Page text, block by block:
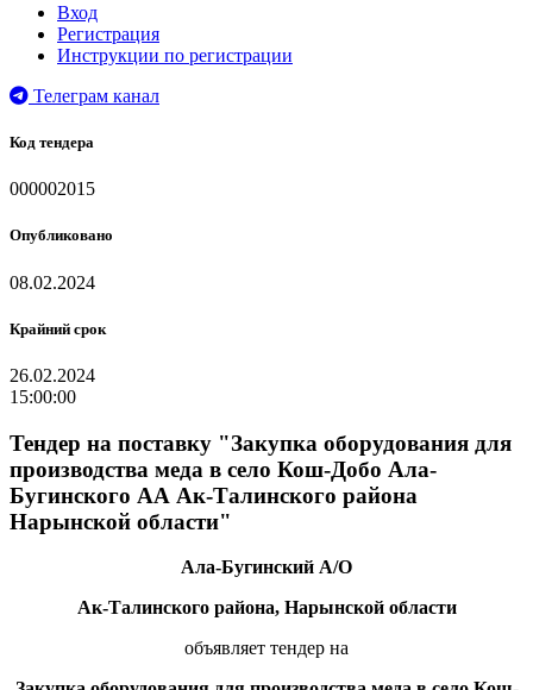
Вход
Регистрация
Инструкции по регистрации
Телеграм канал
Код тендера
000002015
Опубликовано
08.02.2024
Крайний срок
26.02.2024
15:00:00
Тендер на поставку "Закупка оборудования для
производства меда в село Кош-Добо Ала-
Бугинского АА Ак-Талинского района
Нарынской области"
Ала-Бугинский А/О
Ак-Талинского района, Нарынской области
объявляет тендер на